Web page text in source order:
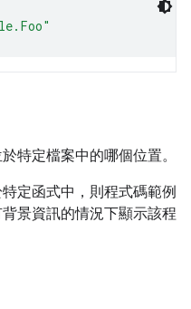
特定檔案中的哪個位置。
定函式中，則程式碼範例
景資訊的情況下顯示該程